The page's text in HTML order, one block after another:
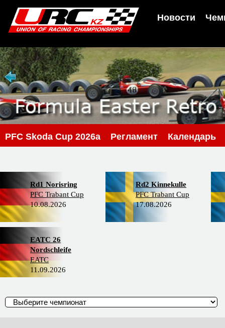
Новости
PFC Skoda Cup 2026a Регламент Календарь
Rd1 Norisring
PFC Trabant Cup
10.08.2026
Rd2 Kinnekulle
PFC Trabant Cup
17.08.2026
EATC 26
Nordschleife
EATC
11.09.2026